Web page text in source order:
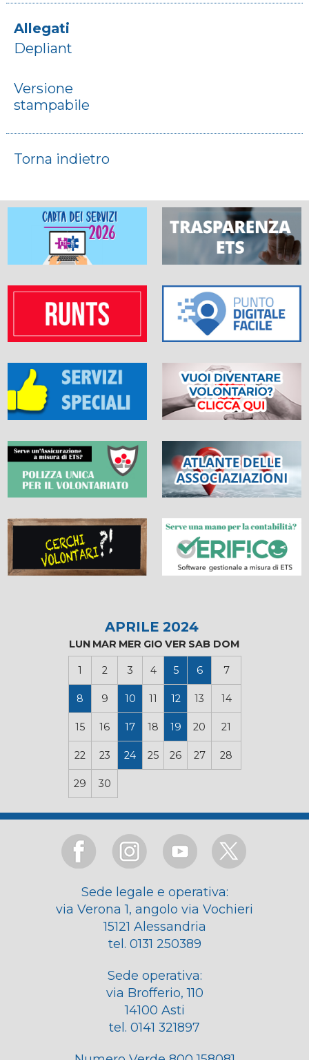
Allegati
Depliant
Versione
stampabile
Torna indietro
APRILE 2024
LUN MAR MER GIO VER SAB DOM
1 2 3 4 5 6 7
8 9 10 11 12 13 14
15 16 17 18 19 20 21
22 23 24 25 26 27 28
29 30
Sede legale e operativa:
via Verona 1, angolo via Vochieri
15121 Alessandria
tel. 0131 250389
Sede operativa:
via Brofferio, 110
14100 Asti
tel. 0141 321897